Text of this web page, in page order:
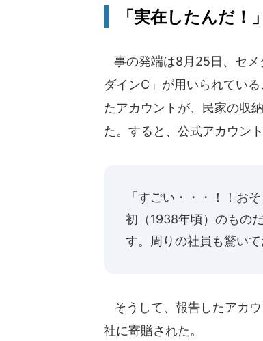
「実在したんだ！」
事の発端は8月25日、セメ
ダインC」が用いられてい
たアカウントが、民家の収
た。すると、公式アカウン
「すごい・・・！！お
初（1938年頃）のもの
す。周りの社員も驚いて
そうして、報告したアカ
社に寄贈された。